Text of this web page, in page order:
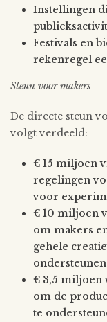
Instellingen
Festivals en
rekenregel
Steun voor makers
De directe steun
volgt verdeeld:
€ 15 miljoen
regelingen
voor
€ 10 miljoen
om makers
gehele
€ 3,5 miljoen
om de
te